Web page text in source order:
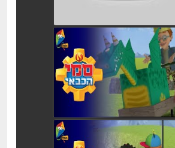
הכבאי ארמונות ומלכים
watch video
סמי הכבאי יום הולדת לסמי